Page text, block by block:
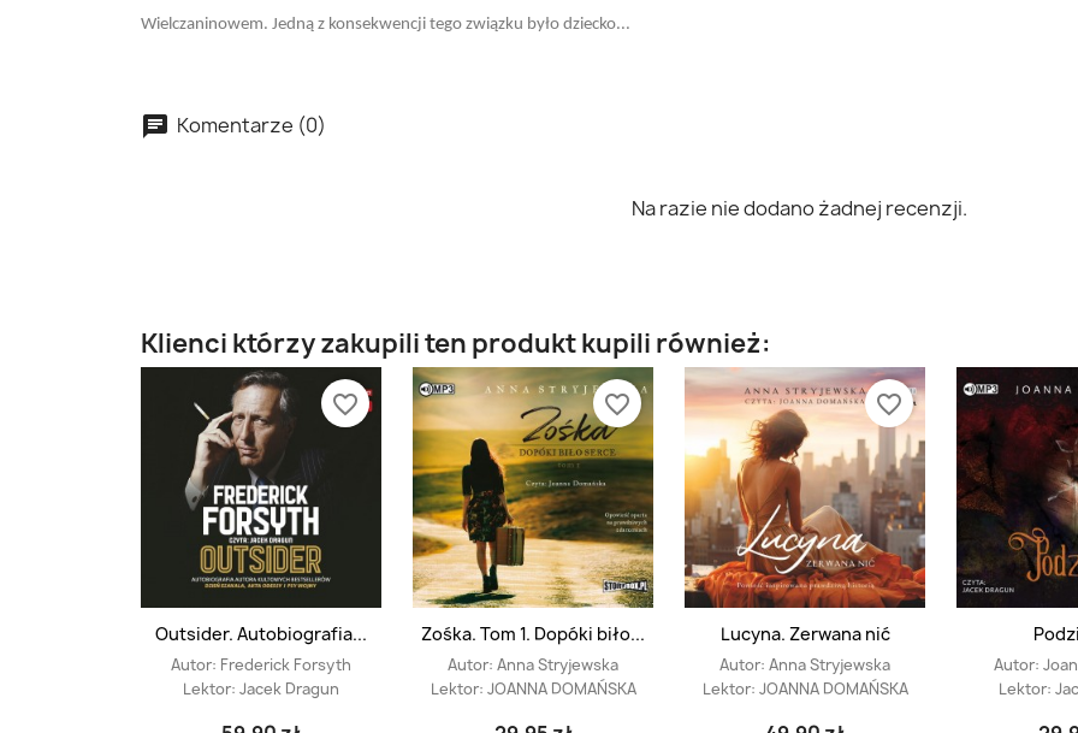
Wielczaninowem. Jedną z konsekwencji tego związku było dziecko...
Komentarze (0)
Na razie nie dodano żadnej recenzji.
Klienci którzy zakupili ten produkt kupili również:
Outsider. Autobiografia...
Autor: Frederick Forsyth
Lektor: Jacek Dragun
favorite_border
Zośka. Tom 1. Dopóki biło...
Autor: Anna Stryjewska
Lektor: JOANNA DOMAŃSKA
(1)
favorite_border
Lucyna. Zerwana nić
Autor: Anna Stryjewska
Lektor: JOANNA DOMAŃSKA
favorite_border
Autor:
Lektor: